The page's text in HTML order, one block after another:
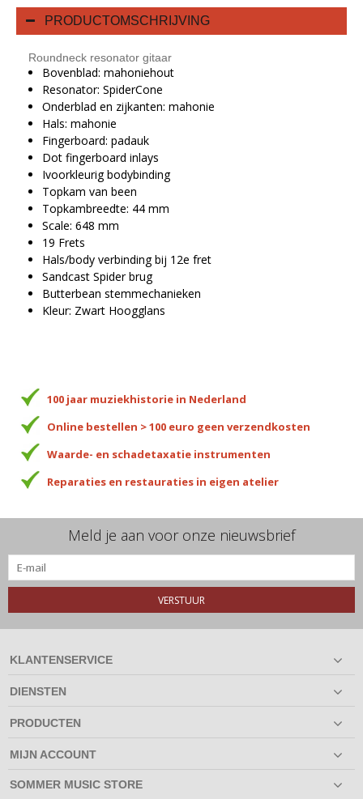
PRODUCTOMSCHRIJVING
Roundneck resonator gitaar
Bovenblad: mahoniehout
Resonator: SpiderCone
Onderblad en zijkanten: mahonie
Hals: mahonie
Fingerboard: padauk
Dot fingerboard inlays
Ivoorkleurig bodybinding
Topkam van been
Topkambreedte: 44 mm
Scale: 648 mm
19 Frets
Hals/body verbinding bij 12e fret
Sandcast Spider brug
Butterbean stemmechanieken
Kleur: Zwart Hoogglans
100 jaar muziekhistorie in Nederland
Online bestellen > 100 euro geen verzendkosten
Waarde- en schadetaxatie instrumenten
Reparaties en restauraties in eigen atelier
Meld je aan voor onze nieuwsbrief
VERSTUUR
KLANTENSERVICE
DIENSTEN
PRODUCTEN
MIJN ACCOUNT
SOMMER MUSIC STORE